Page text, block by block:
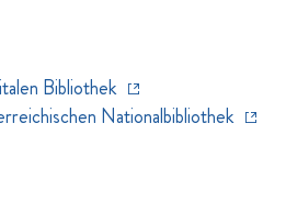
Bibliothek
Nationalbibliothek